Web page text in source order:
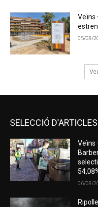
Veïns
05/08/
SELECCIÓ D'ARTICLES
Veïns
06/08/